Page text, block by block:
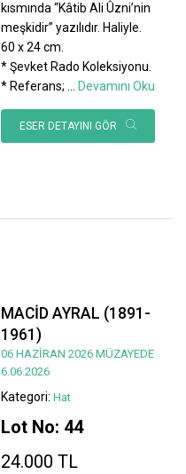
kısmında “Kâtib Ali Ûzni’nin
meşkidir” yazılıdır. Haliyle.
60 x 24 cm.
* Şevket Rado Koleksiyonu.
* Referans;
Devamını Oku
ESER DETAYINI GÖR
MACİD AYRAL (1891-
1961)
06 HAZİRAN 2026 MÜZAYEDE
6.06.2026
Kategori: Hat
Lot No: 44
24.000 TL